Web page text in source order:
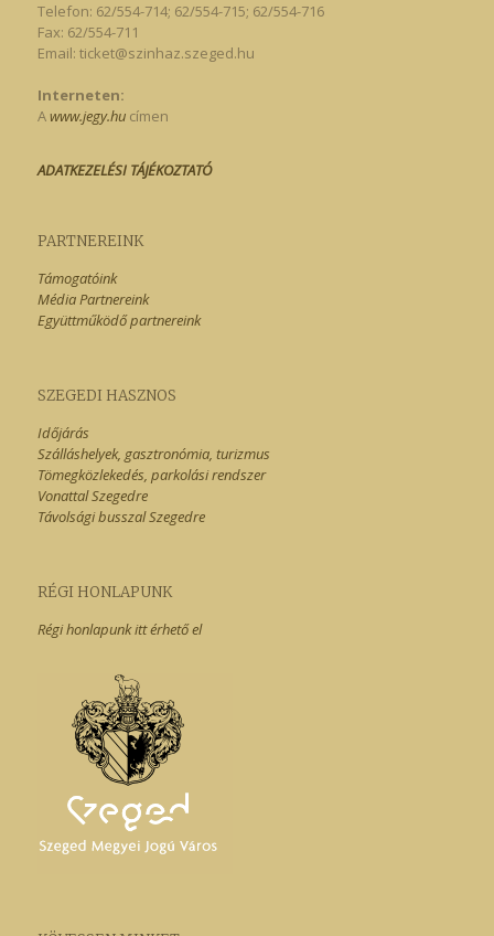
Telefon: 62/554-714; 62/554-715; 62/554-716
Fax: 62/554-711
Email: ticket@szinhaz.szeged.hu
Interneten:
Awww.jegy.hucímen
ADATKEZELÉSI TÁJÉKOZTATÓ
PARTNEREINK
Támogatóink
Média Partnereink
Együttműködő partnereink
SZEGEDI HASZNOS
Időjárás
Szálláshelyek, gasztronómia, turizmus
Tömegközlekedés, parkolási rendszer
Vonattal Szegedre
Távolsági busszal Szegedre
RÉGI HONLAPUNK
Régi honlapunk itt érhető el